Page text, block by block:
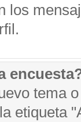
los
tema
etiqueta